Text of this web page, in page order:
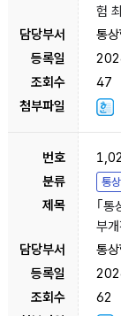
험
통
47
통
｢통
부
통
62